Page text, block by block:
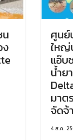
ศูนย์
ใหญ่
แอ๊บ
น้ำย
มา
จัดจ้
4 ส.ค.